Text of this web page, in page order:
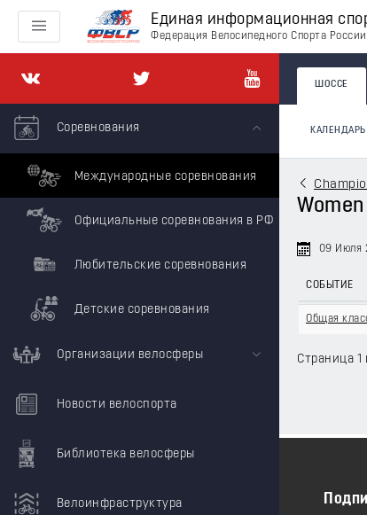
Единая информационная
Федерация Велосипедного Спорта России
Соревнования
Международные соревнования
Официальные соревнования в РФ
Любительские соревнования
Детские соревнования
Организации велосферы
Новости велоспорта
Библиотека велосферы
Велоинфраструктура
ШОССЕ
КАЛЕНДАРЬ
09 Июля
СОБЫТИЕ
Общая
Страница 1